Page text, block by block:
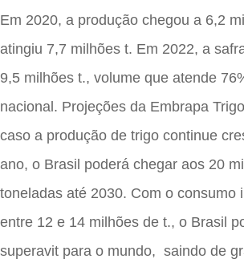
Em 2020, a produção chegou a 6,2
atingiu 7,7 milhões t. Em 2022, a
9,5 milhões t., volume que atende
nacional. Projeções da Embrapa
caso a produção de trigo continue
ano, o Brasil poderá chegar aos 20
toneladas até 2030. Com o consumo
entre 12 e 14 milhões de t., o Brasil
superavit para o mundo, saindo de